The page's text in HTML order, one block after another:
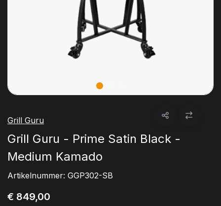
Grill Guru
Grill Guru - Prime Satin Black -
Medium Kamado
Artikelnummer: GGP302-SB
€ 849,00